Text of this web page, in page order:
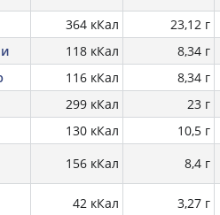
364 кКал 23,12 г
118 кКал 8,34 г
116 кКал 8,34 г
299 кКал 23 г
130 кКал 10,5 г
156 кКал 8,4 г
42 кКал 3,27 г